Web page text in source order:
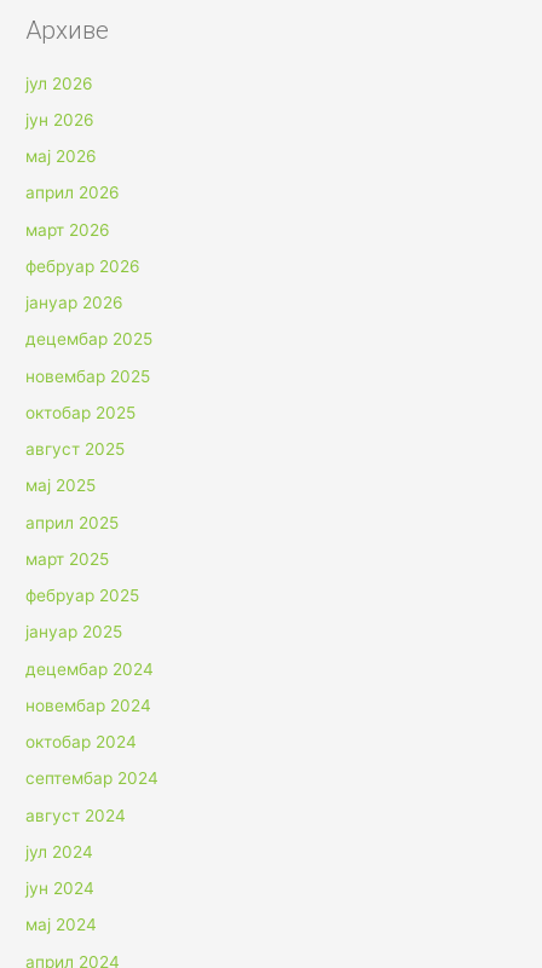
Архиве
јул 2026
јун 2026
мај 2026
април 2026
март 2026
фебруар 2026
јануар 2026
децембар 2025
новембар 2025
октобар 2025
август 2025
мај 2025
април 2025
март 2025
фебруар 2025
јануар 2025
децембар 2024
новембар 2024
октобар 2024
септембар 2024
август 2024
јул 2024
јун 2024
мај 2024
април 2024